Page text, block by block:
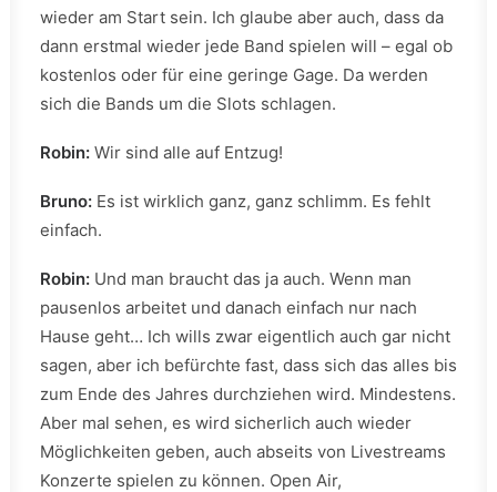
wieder am Start sein. Ich glaube aber auch, dass da
dann erstmal wieder jede Band spielen will – egal ob
kostenlos oder für eine geringe Gage. Da werden
sich die Bands um die Slots schlagen.
Robin: Wir sind alle auf Entzug!
Bruno: Es ist wirklich ganz, ganz schlimm. Es fehlt
einfach.
Robin: Und man braucht das ja auch. Wenn man
pausenlos arbeitet und danach einfach nur nach
Hause geht… Ich wills zwar eigentlich auch gar nicht
sagen, aber ich befürchte fast, dass sich das alles bis
zum Ende des Jahres durchziehen wird. Mindestens.
Aber mal sehen, es wird sicherlich auch wieder
Möglichkeiten geben, auch abseits von Livestreams
Konzerte spielen zu können. Open Air,